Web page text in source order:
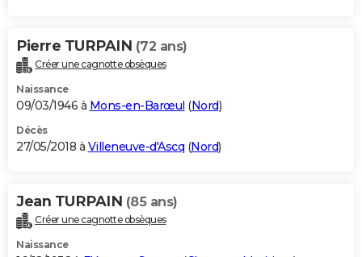
Pierre TURPAIN (72 ans)
Créer une cagnotte obsèques
Naissance
09/03/1946 à Mons-en-Barœul (Nord)
Décès
27/05/2018 à Villeneuve-d'Ascq (Nord)
Jean TURPAIN (85 ans)
Créer une cagnotte obsèques
Naissance